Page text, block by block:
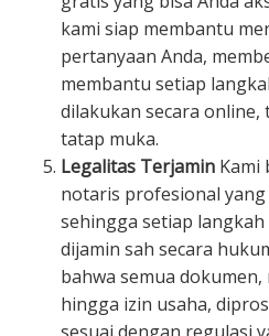
kami siap membantu
pertanyaan Anda,
membantu setiap
dilakukan secara
tatap muka.
Legalitas Terjamin Kami
notaris profesional
sehingga setiap langkah
dijamin sah secara
bahwa semua
hingga izin usaha,